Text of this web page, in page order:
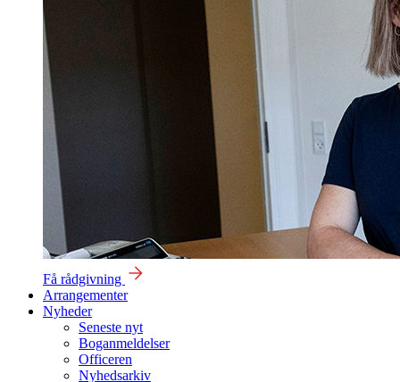
Få rådgivning
Arrangementer
Nyheder
Seneste nyt
Boganmeldelser
Officeren
Nyhedsarkiv